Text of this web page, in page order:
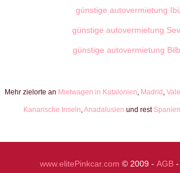
günstige autovermietung
günstige autovermietung
günstige autovermietung
Mehr zielorte an Mietwagen in Katalonien, Madrid ,
Kanarische Inseln,Anadalusien und rest Spanien
www.elitePinkcar.com © 2009 - AGB -